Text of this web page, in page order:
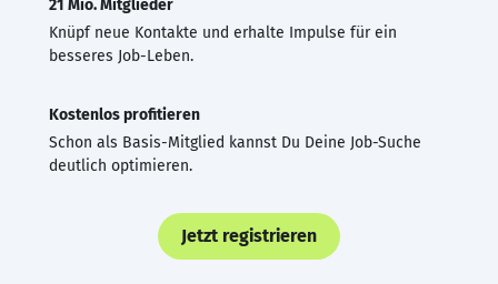
21 Mio. Mitglieder
Knüpf neue Kontakte und erhalte Impulse für ein
besseres Job-Leben.
Kostenlos profitieren
Schon als Basis-Mitglied kannst Du Deine Job-Suche
deutlich optimieren.
Jetzt registrieren